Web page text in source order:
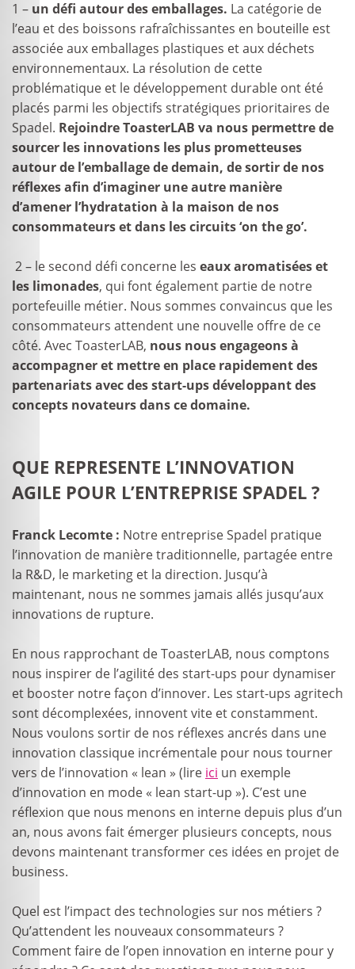
1 – un défi autour des emballages. La catégorie de
l’eau et des boissons rafraîchissantes en bouteille est
associée aux emballages plastiques et aux déchets
environnementaux. La résolution de cette
problématique et le développement durable ont été
placés parmi les objectifs stratégiques prioritaires de
Spadel. Rejoindre ToasterLAB va nous permettre de
sourcer les innovations les plus prometteuses
autour de l’emballage de demain, de sortir de nos
réflexes afin d’imaginer une autre manière
d’amener l’hydratation à la maison de nos
consommateurs et dans les circuits ‘on the go’.
2 – le second défi concerne les eaux aromatisées et
les limonades, qui font également partie de notre
portefeuille métier. Nous sommes convaincus que les
consommateurs attendent une nouvelle offre de ce
côté. Avec ToasterLAB, nous nous engageons à
accompagner et mettre en place rapidement des
partenariats avec des start-ups développant des
concepts novateurs dans ce domaine.
QUE REPRESENTE L’INNOVATION
AGILE POUR L’ENTREPRISE SPADEL ?
Franck Lecomte : Notre entreprise Spadel pratique
l’innovation de manière traditionnelle, partagée entre
la R&D, le marketing et la direction. Jusqu’à
maintenant, nous ne sommes jamais allés jusqu’aux
innovations de rupture.
En nous rapprochant de ToasterLAB, nous comptons
nous inspirer de l’agilité des start-ups pour dynamiser
et booster notre façon d’innover. Les start-ups agritech
sont décomplexées, innovent vite et constamment.
Nous voulons sortir de nos réflexes ancrés dans une
innovation classique incrémentale pour nous tourner
vers de l’innovation « lean » (lire ici un exemple
d’innovation en mode « lean start-up »). C’est une
réflexion que nous menons en interne depuis plus d’un
an, nous avons fait émerger plusieurs concepts, nous
devons maintenant transformer ces idées en projet de
business.
Quel est l’impact des technologies sur nos métiers ?
Qu’attendent les nouveaux consommateurs ?
Comment faire de l’open innovation en interne pour y